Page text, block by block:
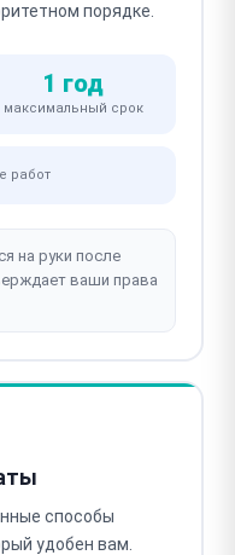
порядке.
1 год
максимальный срок
работ
на руки после
ваши права
способы
удобен вам.